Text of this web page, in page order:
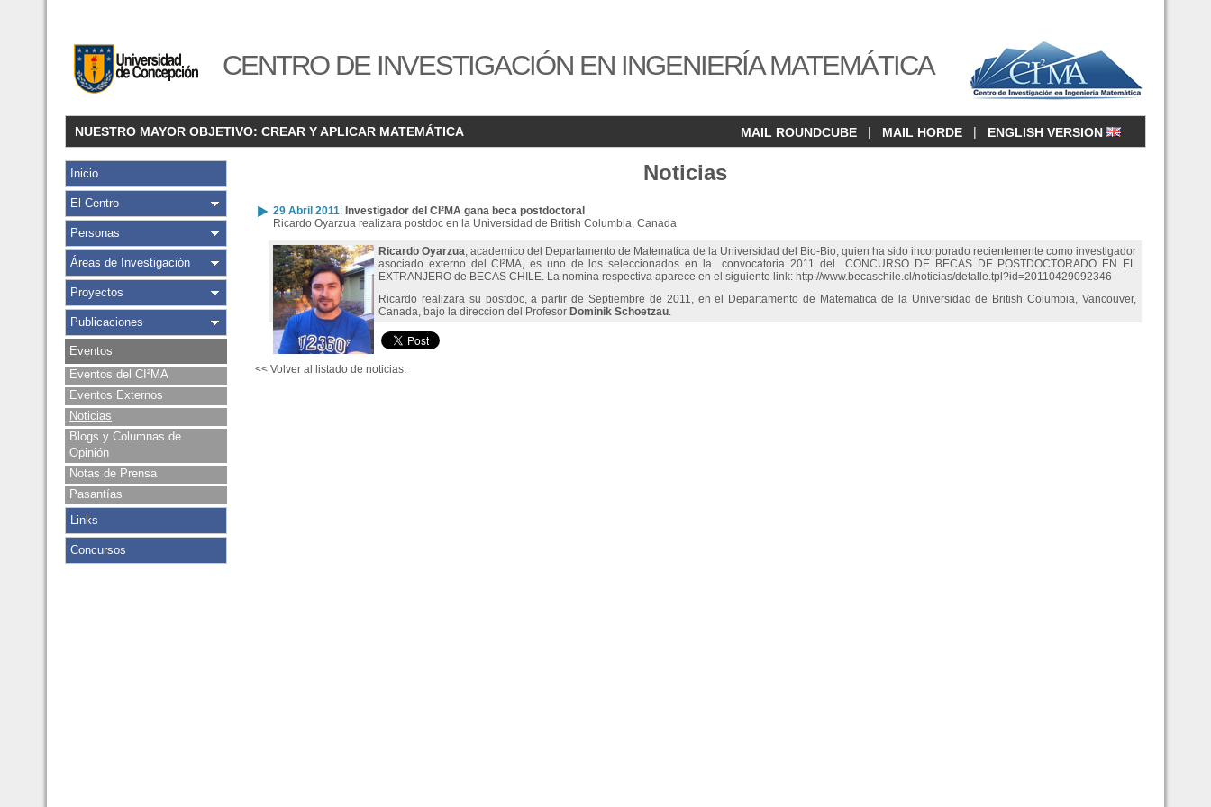
CENTRO DE INVESTIGACIÓN EN INGENIERÍA MATEMÁTICA
NUESTRO MAYOR OBJETIVO: CREAR Y APLICAR MATEMÁTICA MAIL ROUNDCUBE | MAIL HORDE | ENGLISH VERSION
Inicio
El Centro
Personas
Áreas de Investigación
Proyectos
Publicaciones
Eventos
Eventos del CI²MA
Eventos Externos
Noticias
Blogs y Columnas de
Opinión
Notas de Prensa
Pasantías
Links
Concursos
Noticias
29 Abril 2011: Investigador del CI²MA gana beca postdoctoral
Ricardo Oyarzua realizara postdoc en la Universidad de British Columbia, Canada
Ricardo Oyarzua, academico del Departamento de Matematica de la Universidad del Bio-Bio, quien ha sido incorporado recientemente como investigador
asociado externo del CI²MA, es uno de los seleccionados en la convocatoria 2011 del CONCURSO DE BECAS DE POSTDOCTORADO EN EL
EXTRANJERO de BECAS CHILE. La nomina respectiva aparece en el siguiente link: http://www.becaschile.cl/noticias/detalle.tpl?id=20110429092346
Ricardo realizara su postdoc, a partir de Septiembre de 2011, en el Departamento de Matematica de la Universidad de British Columbia, Vancouver,
Canada, bajo la direccion del Profesor Dominik Schoetzau.
<< Volver al listado de noticias.